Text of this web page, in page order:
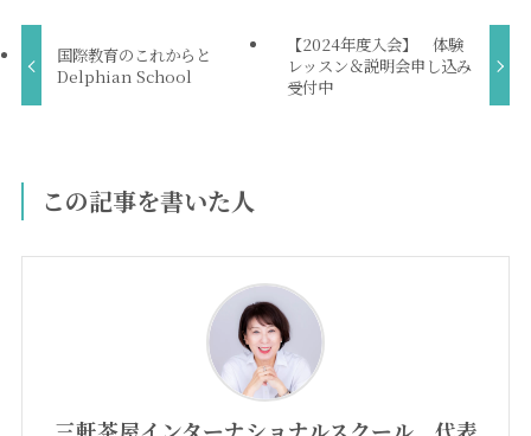
国際教育のこれからと
Delphian School
【2024年度入会】 体験
レッスン＆説明会申し込み
受付中
この記事を書いた人